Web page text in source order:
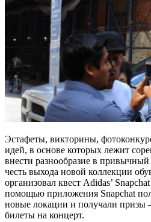
Эстафеты, викторины,
идей, в основе которых лежит
внести разнообразие в
честь выхода новой коллекции
организовал квест Adidas’
помощью приложения Snapchat
новые локации и получали
билеты на концерт.